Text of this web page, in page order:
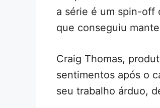
a série é um spin-off
que conseguiu
Craig Thomas,
sentimentos após o
seu trabalho árduo,